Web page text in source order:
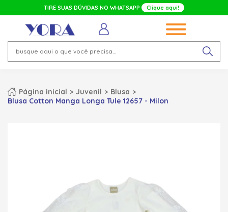
TIRE SUAS DÚVIDAS NO WHATSAPP Clique aqui!
Página inicial Juvenil
Blusa
Blusa Cotton Manga Longa Tule 12657 - Milon